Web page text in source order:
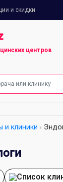
и скидки
центров
и клиники
Список